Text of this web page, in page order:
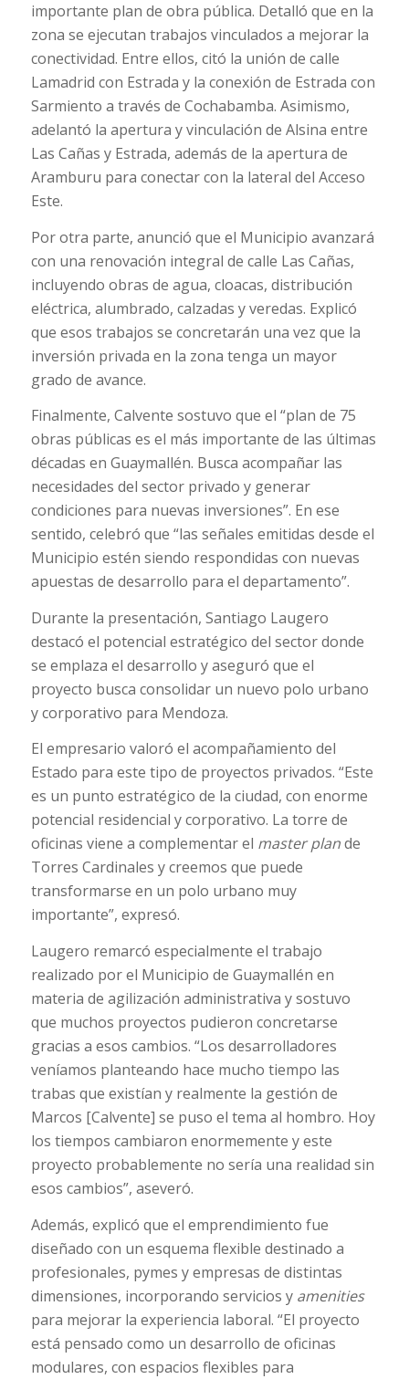
importante plan de obra pública. Detalló que en la
zona se ejecutan trabajos vinculados a mejorar la
conectividad. Entre ellos, citó la unión de calle
Lamadrid con Estrada y la conexión de Estrada con
Sarmiento a través de Cochabamba. Asimismo,
adelantó la apertura y vinculación de Alsina entre
Las Cañas y Estrada, además de la apertura de
Aramburu para conectar con la lateral del Acceso
Este.
Por otra parte, anunció que el Municipio avanzará
con una renovación integral de calle Las Cañas,
incluyendo obras de agua, cloacas, distribución
eléctrica, alumbrado, calzadas y veredas. Explicó
que esos trabajos se concretarán una vez que la
inversión privada en la zona tenga un mayor
grado de avance.
Finalmente, Calvente sostuvo que el “plan de 75
obras públicas es el más importante de las últimas
décadas en Guaymallén. Busca acompañar las
necesidades del sector privado y generar
condiciones para nuevas inversiones”. En ese
sentido, celebró que “las señales emitidas desde el
Municipio estén siendo respondidas con nuevas
apuestas de desarrollo para el departamento”.
Durante la presentación, Santiago Laugero
destacó el potencial estratégico del sector donde
se emplaza el desarrollo y aseguró que el
proyecto busca consolidar un nuevo polo urbano
y corporativo para Mendoza.
El empresario valoró el acompañamiento del
Estado para este tipo de proyectos privados. “Este
es un punto estratégico de la ciudad, con enorme
potencial residencial y corporativo. La torre de
oficinas viene a complementar el master plande
Torres Cardinales y creemos que puede
transformarse en un polo urbano muy
importante”, expresó.
Laugero remarcó especialmente el trabajo
realizado por el Municipio de Guaymallén en
materia de agilización administrativa y sostuvo
que muchos proyectos pudieron concretarse
gracias a esos cambios. “Los desarrolladores
veníamos planteando hace mucho tiempo las
trabas que existían y realmente la gestión de
Marcos [Calvente] se puso el tema al hombro. Hoy
los tiempos cambiaron enormemente y este
proyecto probablemente no sería una realidad sin
esos cambios”, aseveró.
Además, explicó que el emprendimiento fue
diseñado con un esquema flexible destinado a
profesionales, pymes y empresas de distintas
dimensiones, incorporando servicios y amenities
para mejorar la experiencia laboral. “El proyecto
está pensado como un desarrollo de oficinas
modulares, con espacios flexibles para